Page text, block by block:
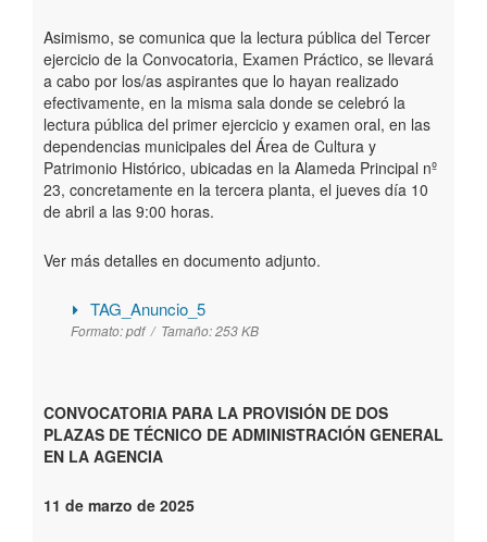
Asimismo, se comunica que la lectura pública del Tercer
ejercicio de la Convocatoria, Examen Práctico, se llevará
a cabo por los/as aspirantes que lo hayan realizado
efectivamente, en la misma sala donde se celebró la
lectura pública del primer ejercicio y examen oral, en las
dependencias municipales del Área de Cultura y
Patrimonio Histórico, ubicadas en la Alameda Principal nº
23, concretamente en la tercera planta, el jueves día 10
de abril a las 9:00 horas.
Ver más detalles en documento adjunto.
TAG_Anuncio_5
Formato:pdf / Tamaño:253 KB
CONVOCATORIA PARA LA PROVISIÓN DE DOS
PLAZAS DE TÉCNICO DE ADMINISTRACIÓN GENERAL
EN LA AGENCIA
11 de marzo de 2025